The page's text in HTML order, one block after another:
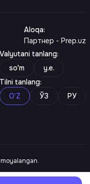
Aloqa:
Партнер - Prep.uz
Valyutani tanlang:
so'm
y.e.
Tilni tanlang:
O‘Z
ЎЗ РУ